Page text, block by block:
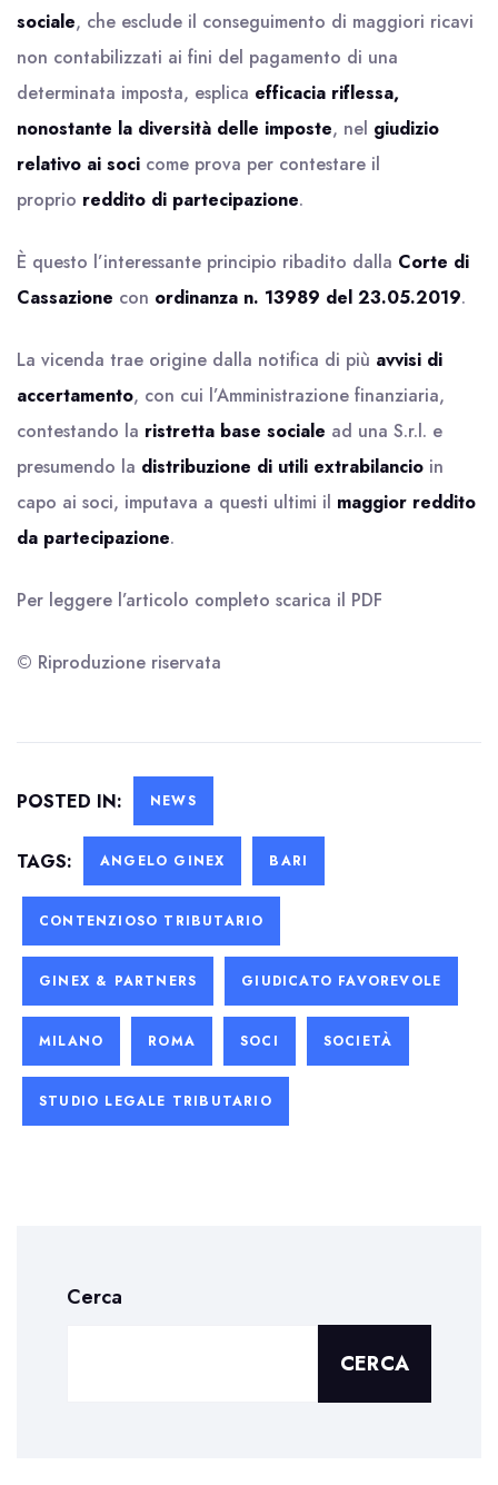
sociale, che esclude il conseguimento di maggiori ricavi
non contabilizzati ai fini del pagamento di una
determinata imposta, esplica efficacia riflessa,
nonostante la diversità delle imposte, nel giudizio
relativo ai soci come prova per contestare il
proprio reddito di partecipazione.
È questo l’interessante principio ribadito dalla Corte di
Cassazione con ordinanza n. 13989 del 23.05.2019.
La vicenda trae origine dalla notifica di più avvisi di
accertamento, con cui l’Amministrazione finanziaria,
contestando la ristretta base sociale ad una S.r.l. e
presumendo la distribuzione di utili extrabilancio in
capo ai soci, imputava a questi ultimi il maggior reddito
da partecipazione.
Per leggere l’articolo completo scarica il PDF
© Riproduzione riservata
POSTED IN: NEWS
TAGS: ANGELO GINEX BARI
CONTENZIOSO TRIBUTARIO
GINEX & PARTNERS GIUDICATO FAVOREVOLE
MILANO ROMA SOCI SOCIETÀ
STUDIO LEGALE TRIBUTARIO
Cerca
CERCA